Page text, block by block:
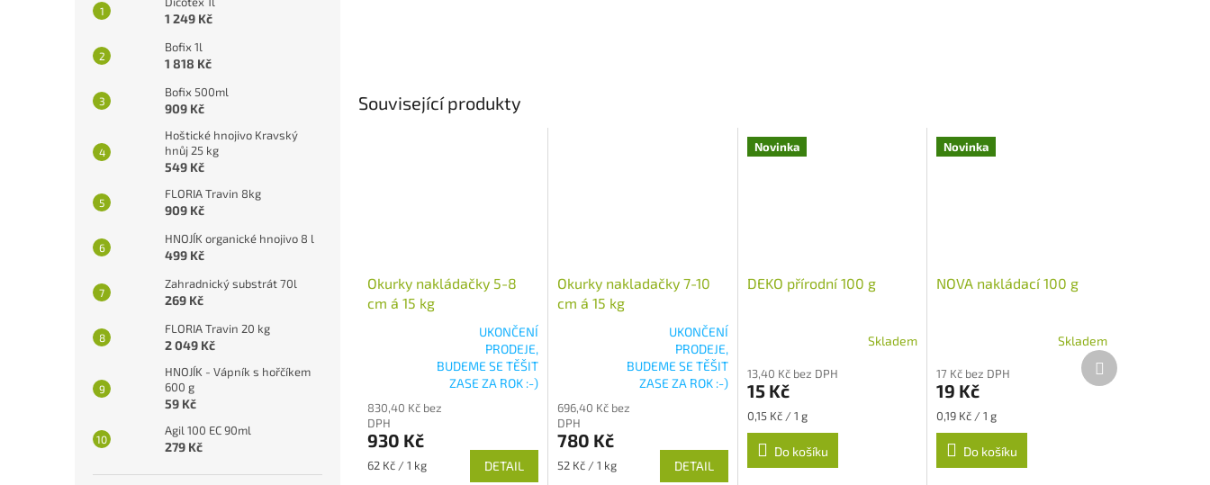
1 249 Kč
Bofix 1l
1 818 Kč
Bofix 500ml
909 Kč
Hoštické hnojivo Kravský
hnůj 25 kg
549 Kč
FLORIA Travin 8kg
909 Kč
HNOJÍK organické hnojivo 8 l
499 Kč
Zahradnický substrát 70l
269 Kč
FLORIA Travin 20 kg
2 049 Kč
HNOJÍK - Vápník s hořčíkem
600 g
59 Kč
Agil 100 EC 90ml
279 Kč
Související produkty
Okurky nakládačky 5-8
cm á 15 kg
je
5,0
z
5
UKONČENÍ
PRODEJE,
BUDEME SE TĚŠIT
ZASE ZA ROK :-)
830,40 Kč bez
DPH
930 Kč
Měrná
62 Kč / 1 kg DETAIL
Okurky nakladačky 7-10
cm á 15 kg
je
5,0
z
5
UKONČENÍ
PRODEJE,
BUDEME SE TĚŠIT
ZASE ZA ROK :-)
696,40 Kč bez
DPH
780 Kč
Měrná
52 Kč / 1 kg DETAIL
Novinka
DEKO přírodní 100 g
Skladem
13,40 Kč bez DPH
15 Kč
Měrná
cena:
0,15 Kč / 1 g
Do košíku
Novinka
NOVA nakládací 100 g
Skladem
17 Kč bez DPH
19 Kč
Měrná
cena:
0,19 Kč / 1 g
Do košíku
Další
produkt